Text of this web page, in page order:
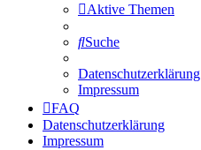
Aktive Themen
Suche
Datenschutzerklärung
Impressum
FAQ
Datenschutzerklärung
Impressum